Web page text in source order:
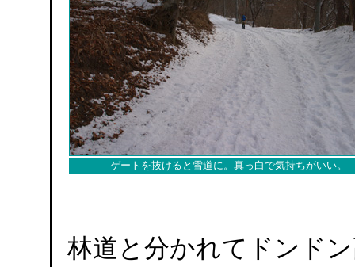
ゲートを抜けると雪道に。真っ白で気持ちがいい。
林道と分かれてドンド